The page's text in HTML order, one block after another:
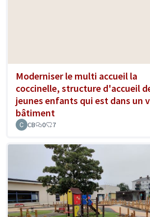
Moderniser le multi accueil la
coccinelle, structure d'accueil
jeunes enfants qui est dans un
bâtiment
CB 0 7